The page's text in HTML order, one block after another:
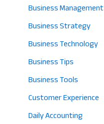
Business Management
Business Strategy
Business Technology
Business Tips
Business Tools
Customer Experience
Daily Accounting